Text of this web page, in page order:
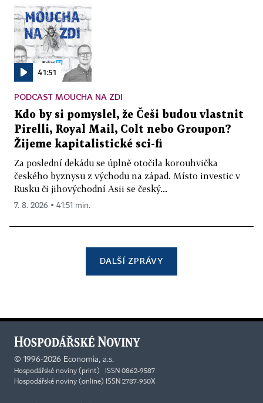
41:51
PODCAST MOUCHA NA ZDI
Kdo by si pomyslel, že Češi budou vlastnit
Pirelli, Royal Mail, Colt nebo Groupon?
Žijeme kapitalistické sci-fi
Za poslední dekádu se úplně otočila korouhvička
českého byznysu z východu na západ. Místo investic v
Rusku či jihovýchodní Asii se český...
7. 8. 2026 ▪ 41:51 min.
DALŠÍ ZPRÁVY
© 1996-2026 Economia, a.s.
Hospodářské noviny (print) ISSN 0862-9587
Hospodářské noviny (online) ISSN 2787-950X